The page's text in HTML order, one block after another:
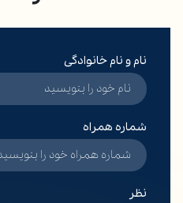
نام و نام خانوادگی
شماره همراه
نظر